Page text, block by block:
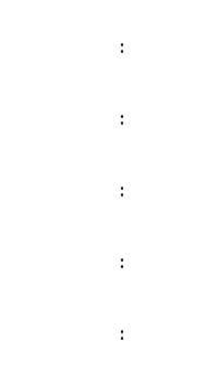
:
:
:
:
: